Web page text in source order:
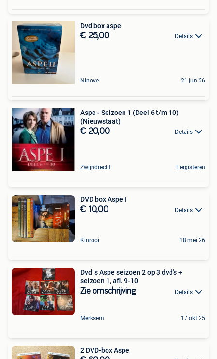
Dvd box aspe
€ 25,00 Details
Ninove 21 jun 26
Aspe - Seizoen 1 (Deel 6 t/m 10)
(Nieuwstaat)
€ 20,00 Details
Zwijndrecht Eergisteren
DVD box Aspe I
€ 10,00 Details
Kinrooi 18 mei 26
Dvd´s Aspe seizoen 2 op 3 dvd's +
seizoen 1, afl. 9-10
Zie omschrijving Details
Merksem 17 okt 25
2 DVD-box Aspe